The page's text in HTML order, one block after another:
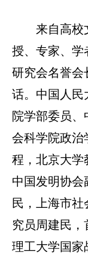
来自高校
授、专家、学
研究会名誉会
话。中国人民
院学部委员
会科学院政治
程，北京大学
中国发明协会
民，上海市
究员周建民
理工大学国家